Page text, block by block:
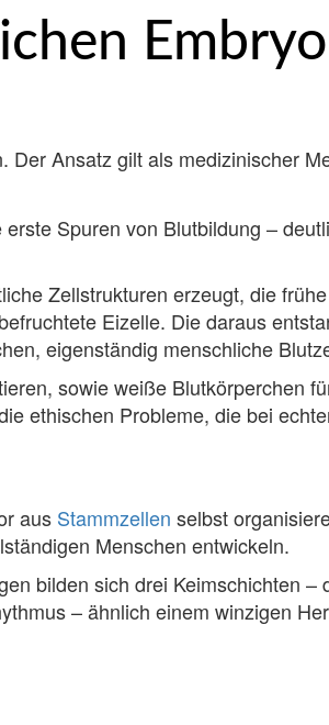
Embryo
Ansatz gilt als medizinischer
Spuren von Blutbildung –
Zellstrukturen erzeugt, die
Eizelle. Die daraus
eigenständig menschliche
sowie weiße Blutkörperchen
ethischen Probleme, die bei
aus Stammzellen selbst
Menschen entwickeln.
bilden sich drei Keimschichten
– ähnlich einem winzigen